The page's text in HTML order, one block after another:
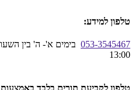
טלפון למידע:
053-3545467
13:00